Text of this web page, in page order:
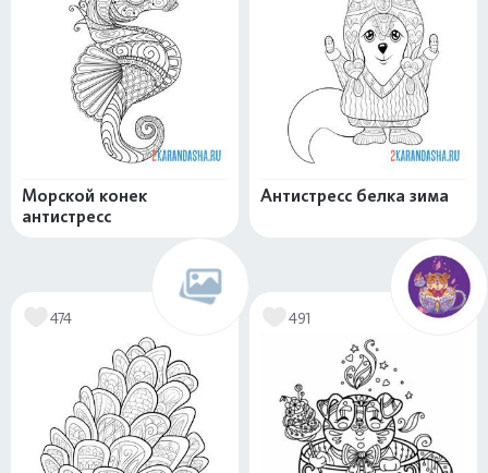
Морской конек
антистресс
Антистресс белка зима
474 491